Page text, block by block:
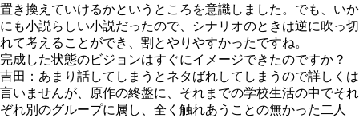
置き換えていけるかというところを意識しました。でも、いか
にも小説らしい小説だったので、シナリオのときは逆に吹っ切
れて考えることができ、割とやりやすかったですね。
完成した状態のビジョンはすぐにイメージできたのですか？
吉田：あまり話してしまうとネタばれしてしまうので詳しくは
言いませんが、原作の終盤に、それまでの学校生活の中でそれ
ぞれ別のグループに属し、全く触れあうことの無かった二人